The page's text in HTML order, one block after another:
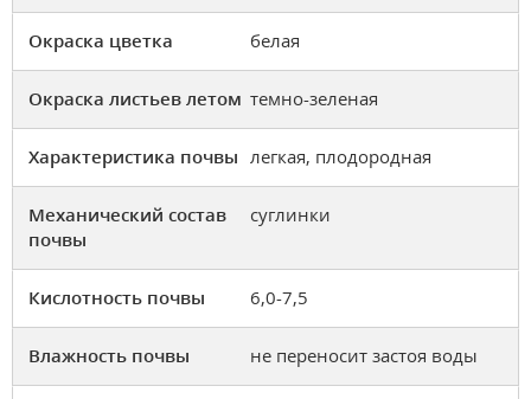
Окраска цветка белая
Окраска листьев летом темно-зеленая
Характеристика почвы легкая, плодородная
Механический состав
почвы
суглинки
Кислотность почвы 6,0-7,5
Влажность почвы не переносит застоя воды